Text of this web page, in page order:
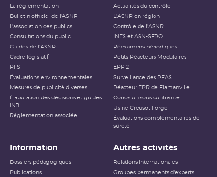
La réglementation
Bulletin officiel de l'ASNR
L’association des publics
Consultations du public
Guides de l'ASNR
Cadre législatif
RFS
Évaluations environnementales
Mesures de publicité diverses
Élaboration des décisions et guides
INB
Réglementation associée
Actualités du contrôle
L'ASNR en région
Contrôle de l'ASNR
INES et ASN-SFRO
Réexamens périodiques
Petits Réacteurs Modulaires
EPR 2
Surveillance des PFAS
Réacteur EPR de Flamanville
Corrosion sous contrainte
Usine Creusot Forge
Évaluations complémentaires de
sûreté
Information
Dossiers pédagogiques
Publications
Autres activités
Relations internationales
Groupes permanents d'experts